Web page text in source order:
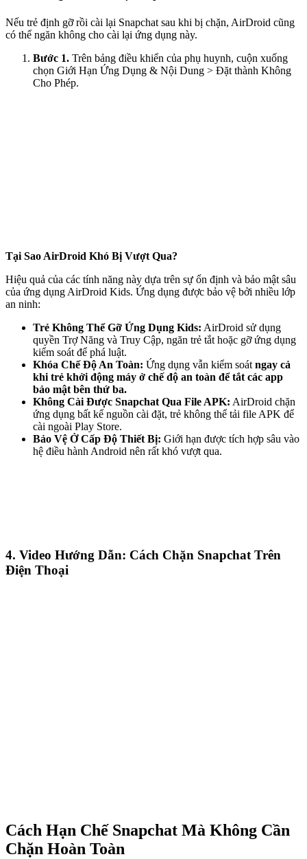
Nếu trẻ định gỡ rồi cài lại Snapchat sau khi bị chặn, AirDroid cũng
có thể ngăn không cho cài lại ứng dụng này.
Bước 1. Trên bảng điều khiển của phụ huynh, cuộn xuống
chọn Giới Hạn Ứng Dụng & Nội Dung > Đặt thành Không
Cho Phép.
Tại Sao AirDroid Khó Bị Vượt Qua?
Hiệu quả của các tính năng này dựa trên sự ổn định và bảo mật sâu
của ứng dụng AirDroid Kids. Ứng dụng được bảo vệ bởi nhiều lớp
an ninh:
Trẻ Không Thể Gỡ Ứng Dụng Kids: AirDroid sử dụng
quyền Trợ Năng và Truy Cập, ngăn trẻ tắt hoặc gỡ ứng dụng
kiểm soát để phá luật.
Khóa Chế Độ An Toàn: Ứng dụng vẫn kiểm soát ngay cả
khi trẻ khởi động máy ở chế độ an toàn để tắt các app
bảo mật bên thứ ba.
Không Cài Được Snapchat Qua File APK: AirDroid chặn
ứng dụng bất kể nguồn cài đặt, trẻ không thể tải file APK để
cài ngoài Play Store.
Bảo Vệ Ở Cấp Độ Thiết Bị: Giới hạn được tích hợp sâu vào
hệ điều hành Android nên rất khó vượt qua.
4. Video Hướng Dẫn: Cách Chặn Snapchat Trên
Điện Thoại
Cách Hạn Chế Snapchat Mà Không Cần
Chặn Hoàn Toàn